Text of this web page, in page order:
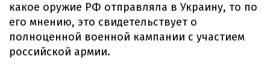
какое оружие РФ отправляла в Украину, то по
его мнению, это свидетельствует о
полноценной военной кампании с участием
российской армии.